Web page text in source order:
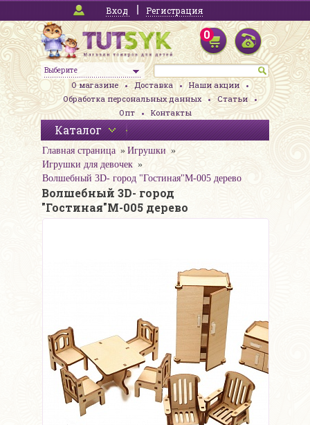
Вход Регистрация
Выберите
0
О магазине Доставка
Наши акции
Обработка персональных данных
Статьи
Опт
Контакты
Каталог
Главная страница
Игрушки
Игрушки для девочек
Волшебный 3D- город "Гостиная"М-005 дерево
Волшебный 3D- город
"Гостиная"М-005 дерево